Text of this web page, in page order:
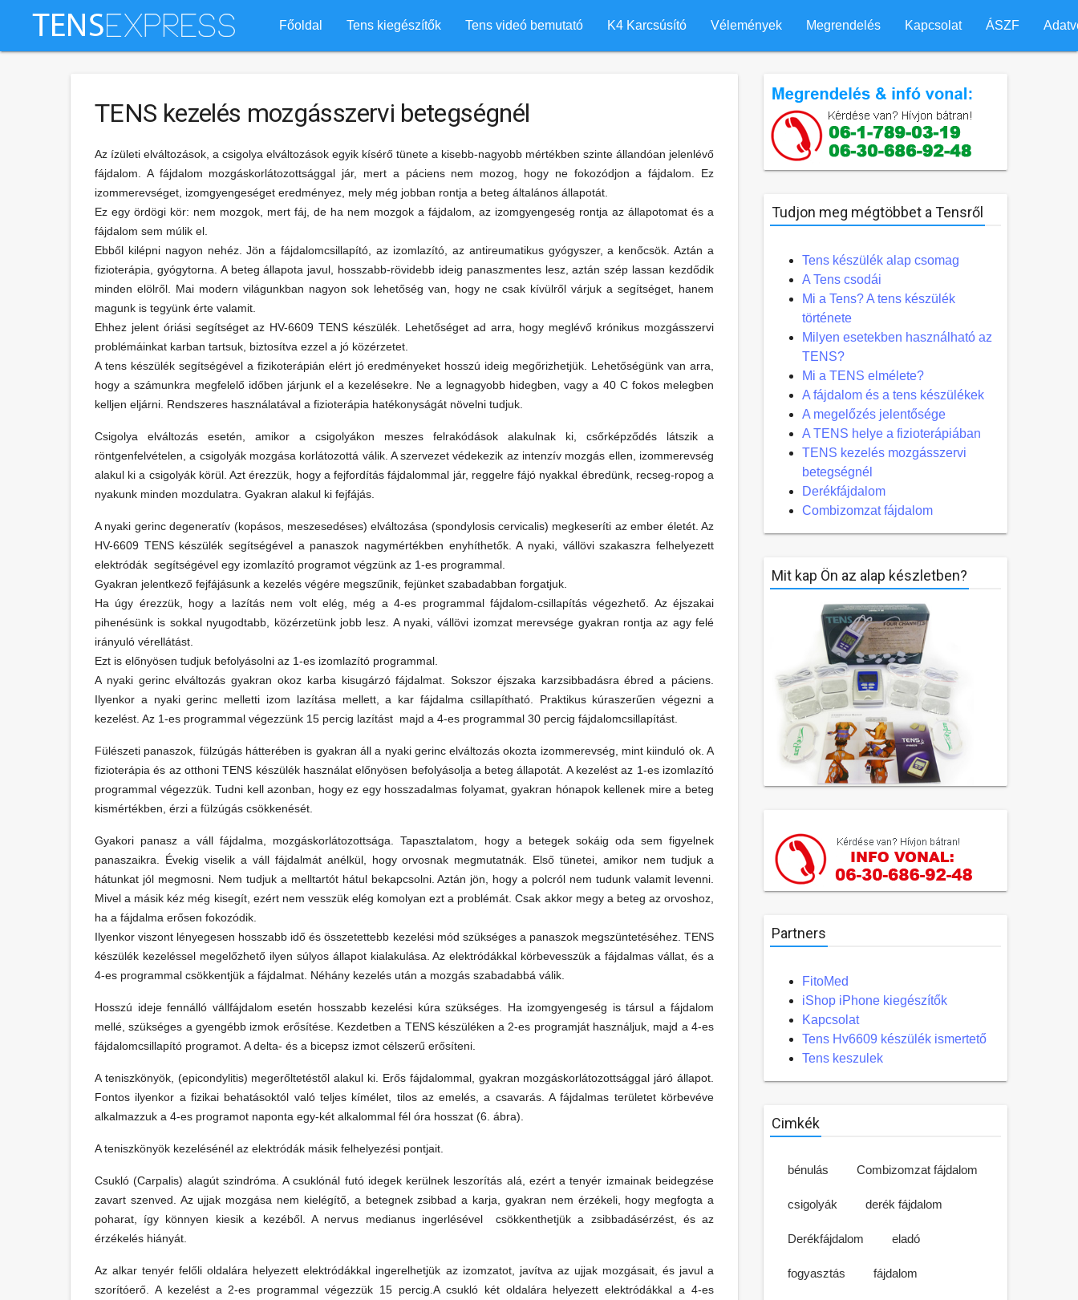
Főoldal Tens kiegészítők Tens videó bemutató K4 Karcsúsító Vélemények Megrendelés Kapcsolat ÁSZF
TENS kezelés mozgásszervi betegségnél
Az ízületi elváltozások, a csigolya elváltozások egyik kísérő tünete a kisebb-nagyobb mértékben szinte állandóan jelenlévő
fájdalom. A fájdalom mozgáskorlátozottsággal jár, mert a páciens nem mozog, hogy ne fokozódjon a fájdalom. Ez
izommerevséget, izomgyengeséget eredményez, mely még jobban rontja a beteg általános állapotát.
Ez egy ördögi kör: nem mozgok, mert fáj, de ha nem mozgok a fájdalom, az izomgyengeség rontja az állapotomat és a
fájdalom sem múlik el.
Ebből kilépni nagyon nehéz. Jön a fájdalomcsillapító, az izomlazító, az antireumatikus gyógyszer, a kenőcsök. Aztán a
fizioterápia, gyógytorna. A beteg állapota javul, hosszabb-rövidebb ideig panaszmentes lesz, aztán szép lassan kezdődik
minden elölről. Mai modern világunkban nagyon sok lehetőség van, hogy ne csak kívülről várjuk a segítséget, hanem
magunk is tegyünk érte valamit.
Ehhez jelent óriási segítséget az HV-6609 TENS készülék. Lehetőséget ad arra, hogy meglévő krónikus mozgásszervi
problémáinkat karban tartsuk, biztosítva ezzel a jó közérzetet.
A tens készülék segítségével a fizikoterápián elért jó eredményeket hosszú ideig megőrizhetjük. Lehetőségünk van arra,
hogy a számunkra megfelelő időben járjunk el a kezelésekre. Ne a legnagyobb hidegben, vagy a 40 C fokos melegben
kelljen eljárni. Rendszeres használatával a fizioterápia hatékonyságát növelni tudjuk.
Csigolya elváltozás esetén, amikor a csigolyákon meszes felrakódások alakulnak ki, csőrképződés látszik a
röntgenfelvételen, a csigolyák mozgása korlátozottá válik. A szervezet védekezik az intenzív mozgás ellen, izommerevség
alakul ki a csigolyák körül. Azt érezzük, hogy a fejfordítás fájdalommal jár, reggelre fájó nyakkal ébredünk, recseg-ropog a
nyakunk minden mozdulatra. Gyakran alakul ki fejfájás.
A nyaki gerinc degeneratív (kopásos, meszesedéses) elváltozása (spondylosis cervicalis) megkeseríti az ember életét. Az
HV-6609 TENS készülék segítségével a panaszok nagymértékben enyhíthetők. A nyaki, vállövi szakaszra felhelyezett
elektródák segítségével egy izomlazító programot végzünk az 1-es programmal.
Gyakran jelentkező fejfájásunk a kezelés végére megszűnik, fejünket szabadabban forgatjuk.
Ha úgy érezzük, hogy a lazítás nem volt elég, még a 4-es programmal fájdalom-csillapítás végezhető. Az éjszakai
pihenésünk is sokkal nyugodtabb, közérzetünk jobb lesz. A nyaki, vállövi izomzat merevsége gyakran rontja az agy felé
irányuló vérellátást.
Ezt is előnyösen tudjuk befolyásolni az 1-es izomlazító programmal.
A nyaki gerinc elváltozás gyakran okoz karba kisugárzó fájdalmat. Sokszor éjszaka karzsibbadásra ébred a páciens.
Ilyenkor a nyaki gerinc melletti izom lazítása mellett, a kar fájdalma csillapítható. Praktikus kúraszerűen végezni a
kezelést. Az 1-es programmal végezzünk 15 percig lazítást majd a 4-es programmal 30 percig fájdalomcsillapítást.
Fülészeti panaszok, fülzúgás hátterében is gyakran áll a nyaki gerinc elváltozás okozta izommerevség, mint kiinduló ok. A
fizioterápia és az otthoni TENS készülék használat előnyösen befolyásolja a beteg állapotát. A kezelést az 1-es izomlazító
programmal végezzük. Tudni kell azonban, hogy ez egy hosszadalmas folyamat, gyakran hónapok kellenek mire a beteg
kismértékben, érzi a fülzúgás csökkenését.
Gyakori panasz a váll fájdalma, mozgáskorlátozottsága. Tapasztalatom, hogy a betegek sokáig oda sem figyelnek
panaszaikra. Évekig viselik a váll fájdalmát anélkül, hogy orvosnak megmutatnák. Első tünetei, amikor nem tudjuk a
hátunkat jól megmosni. Nem tudjuk a melltartót hátul bekapcsolni. Aztán jön, hogy a polcról nem tudunk valamit levenni.
Mivel a másik kéz még kisegít, ezért nem vesszük elég komolyan ezt a problémát. Csak akkor megy a beteg az orvoshoz,
ha a fájdalma erősen fokozódik.
Ilyenkor viszont lényegesen hosszabb idő és összetettebb kezelési mód szükséges a panaszok megszüntetéséhez. TENS
készülék kezeléssel megelőzhető ilyen súlyos állapot kialakulása. Az elektródákkal körbevesszük a fájdalmas vállat, és a
4-es programmal csökkentjük a fájdalmat. Néhány kezelés után a mozgás szabadabbá válik.
Hosszú ideje fennálló vállfájdalom esetén hosszabb kezelési kúra szükséges. Ha izomgyengeség is társul a fájdalom
mellé, szükséges a gyengébb izmok erősítése. Kezdetben a TENS készüléken a 2-es programját használjuk, majd a 4-es
fájdalomcsillapító programot. A delta- és a bicepsz izmot célszerű erősíteni.
A teniszkönyök, (epicondylitis) megerőltetéstől alakul ki. Erős fájdalommal, gyakran mozgáskorlátozottsággal járó állapot.
Fontos ilyenkor a fizikai behatásoktól való teljes kímélet, tilos az emelés, a csavarás. A fájdalmas területet körbevéve
alkalmazzuk a 4-es programot naponta egy-két alkalommal fél óra hosszat (6. ábra).
A teniszkönyök kezelésénél az elektródák másik felhelyezési pontjait.
Csukló (Carpalis) alagút szindróma. A csuklónál futó idegek kerülnek leszorítás alá, ezért a tenyér izmainak beidegzése
zavart szenved. Az ujjak mozgása nem kielégítő, a betegnek zsibbad a karja, gyakran nem érzékeli, hogy megfogta a
poharat, így könnyen kiesik a kezéből. A nervus medianus ingerlésével csökkenthetjük a zsibbadásérzést, és az
érzékelés hiányát.
Az alkar tenyér felőli oldalára helyezett elektródákkal ingerelhetjük az izomzatot, javítva az ujjak mozgásait, és javul a
szorítóerő. A kezelést a 2-es programmal végezzük 15 percig.A csukló két oldalára helyezett elektródákkal a 4-es
Tudjon meg mégtöbbet a Tensről
Tens készülék alap csomag
A Tens csodái
Mi a Tens? A tens készülék
története
Milyen esetekben használható az
TENS?
Mi a TENS elmélete?
A fájdalom és a tens készülékek
A megelőzés jelentősége
A TENS helye a fizioterápiában
TENS kezelés mozgásszervi
betegségnél
Derékfájdalom
Combizomzat fájdalom
Mit kap Ön az alap készletben?
Partners
FitoMed
iShop iPhone kiegészítők
Kapcsolat
Tens Hv6609 készülék ismertető
Tens keszulek
Cimkék
bénulás Combizomzat fájdalom
csigolyák derék fájdalom
Derékfájdalom eladó
fogyasztás fájdalom